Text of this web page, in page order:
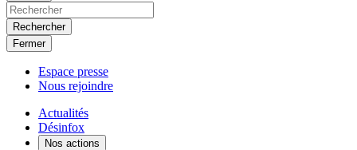
Rechercher
Fermer
Espace presse
Nous rejoindre
Actualités
Désinfox
Nos actions